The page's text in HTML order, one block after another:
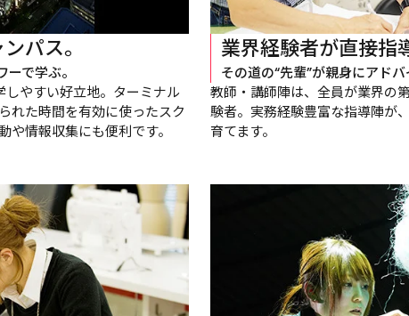
パス。
で学ぶ。
やすい好立地。ターミナル
れた時間を有効に使ったスク
や情報収集にも便利です。
業界経験者が直接指
その道の“先輩”が親身にアドバ
教師・講師陣は、全員が業界の
験者。実務経験豊富な指導陣が
育てます。